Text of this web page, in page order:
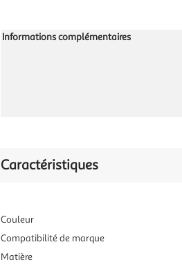
Informations complémentaires
Caractéristiques
Couleur
Compatibilité de marque
Matière